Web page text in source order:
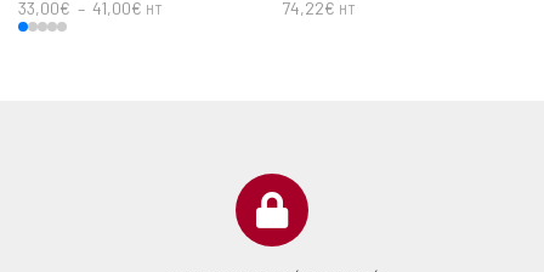
33,00€ – 41,00€ HT
74,22€ HT